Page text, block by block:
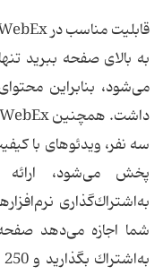
به بالای صفحه ببرید
می‌شود، بنابراین
سه نفر، ویدئوهای با
پخش می‌شود، ارائه
به‌اشتراك‌گذاری
شما اجازه می‌دهد